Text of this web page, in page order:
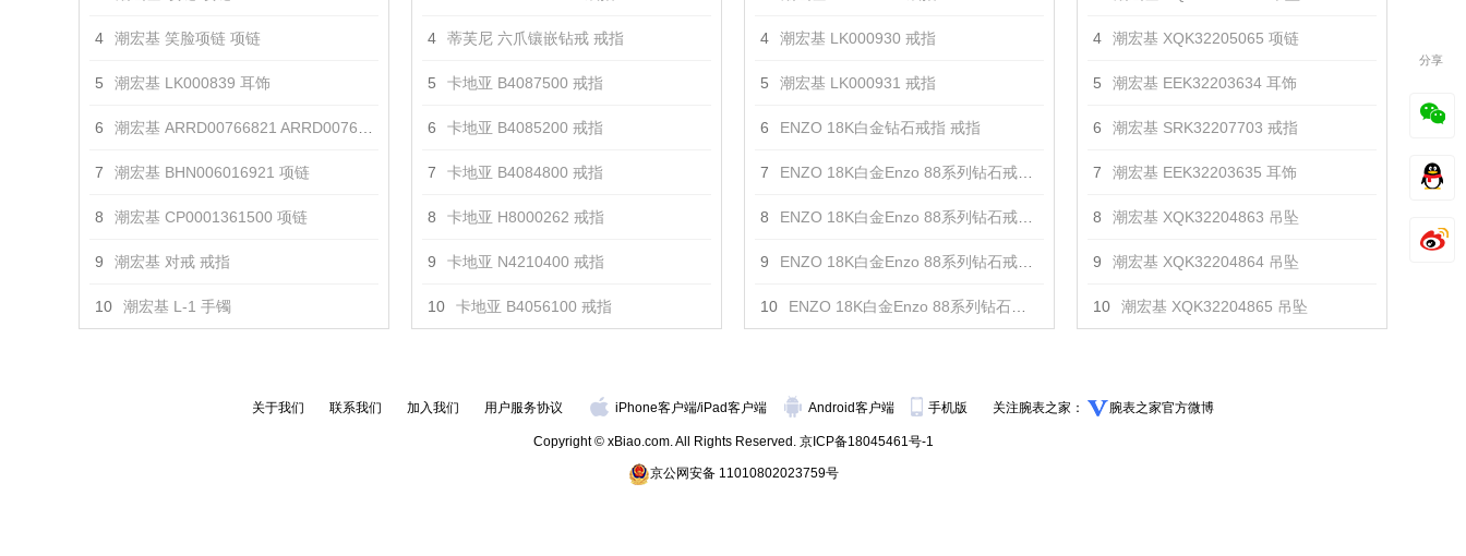
4 潮宏基 笑脸项链 项链
5 潮宏基 LK000839 耳饰
6 潮宏基 ARRD00766821 ARRD00766831 戒指
7 潮宏基 BHN006016921 项链
8 潮宏基 CP0001361500 项链
9 潮宏基 对戒 戒指
10 潮宏基 L-1 手镯
4 蒂芙尼 六爪镶嵌钻戒 戒指
5 卡地亚 B4087500 戒指
6 卡地亚 B4085200 戒指
7 卡地亚 B4084800 戒指
8 卡地亚 H8000262 戒指
9 卡地亚 N4210400 戒指
10 卡地亚 B4056100 戒指
4 潮宏基 LK000930 戒指
5 潮宏基 LK000931 戒指
6 ENZO 18K白金钻石戒指 戒指
7 ENZO 18K白金Enzo 88系列钻石戒指 戒指
8 ENZO 18K白金Enzo 88系列钻石戒指 戒指
9 ENZO 18K白金Enzo 88系列钻石戒指 戒指
10 ENZO 18K白金Enzo 88系列钻石戒指 戒指
4 潮宏基 XQK32205065 项链
5 潮宏基 EEK32203634 耳饰
6 潮宏基 SRK32207703 戒指
7 潮宏基 EEK32203635 耳饰
8 潮宏基 XQK32204863 吊坠
9 潮宏基 XQK32204864 吊坠
10 潮宏基 XQK32204865 吊坠
关于我们 联系我们 加入我们 用户服务协议 iPhone客户端/iPad客户端 Android客户端 手机版 关注腕表之家： 腕表之家官方微博
Copyright © xBiao.com. All Rights Reserved. 京ICP备18045461号-1
京公网安备 11010802023759号
分享